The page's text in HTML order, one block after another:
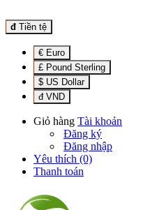
đ Tiền tệ
€ Euro
£ Pound Sterling
$ US Dollar
đ VND
Giỏ hàng Tài khoản
Đăng ký
Đăng nhập
Yêu thích (0)
Thanh toán